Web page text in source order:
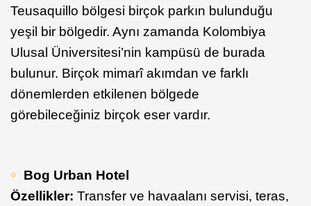
Teusaquillo bölgesi birçok parkın bulunduğu
yeşil bir bölgedir. Aynı zamanda Kolombiya
Ulusal Üniversitesi’nin kampüsü de burada
bulunur. Birçok mimarî akımdan ve farklı
dönemlerden etkilenen bölgede
görebileceğiniz birçok eser vardır.
Bog Urban Hotel
Özellikler: Transfer ve havaalanı servisi, teras,